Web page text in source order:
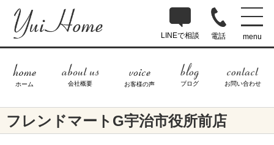
LINEで相談 電話 menu
ホーム 会社概要 お客様の声 ブログ お問い合わせ
フレンドマートG宇治市役所前店